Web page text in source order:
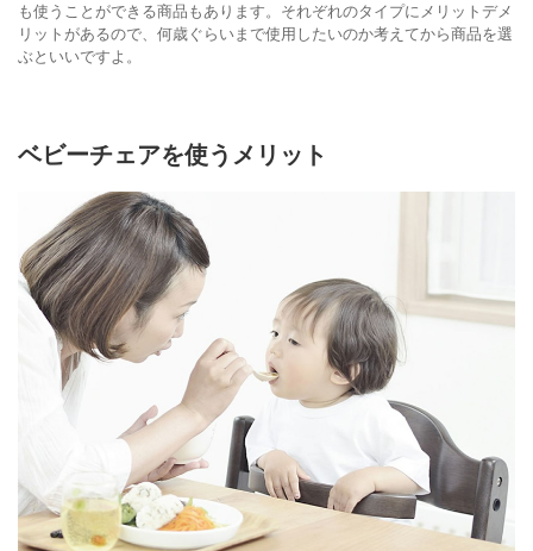
も使うことができる商品もあります。それぞれのタイプにメリットデメ
リットがあるので、何歳ぐらいまで使用したいのか考えてから商品を選
ぶといいですよ。
ベビーチェアを使うメリット